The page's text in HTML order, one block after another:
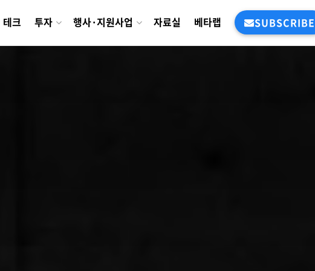
테크 투자 행사·지원사업 자료실 베타랩 SUBSCRIBE